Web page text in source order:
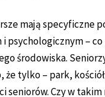
mają specyficzne
psychologicznym –
środowiska.
tylko – park,
seniorów. Czy w